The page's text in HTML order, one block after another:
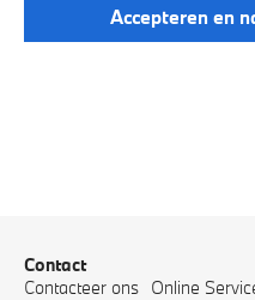
Accepteren en
Contact
Contacteer ons Online